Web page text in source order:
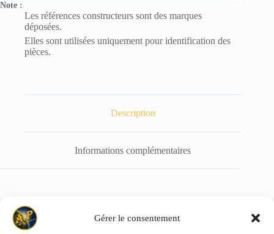
Gérer le consentement
Note :
Les références constructeurs sont des marques
déposées.
Elles sont utilisées uniquement pour identification des
pièces.
Description
Informations complémentaires
Référence de remplacement : E12710463